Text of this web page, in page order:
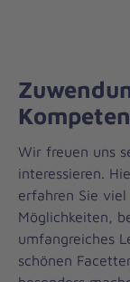
Wir freuen uns
interessieren.
erfahren Sie
Möglichkeiten,
umfangreiches
schönen